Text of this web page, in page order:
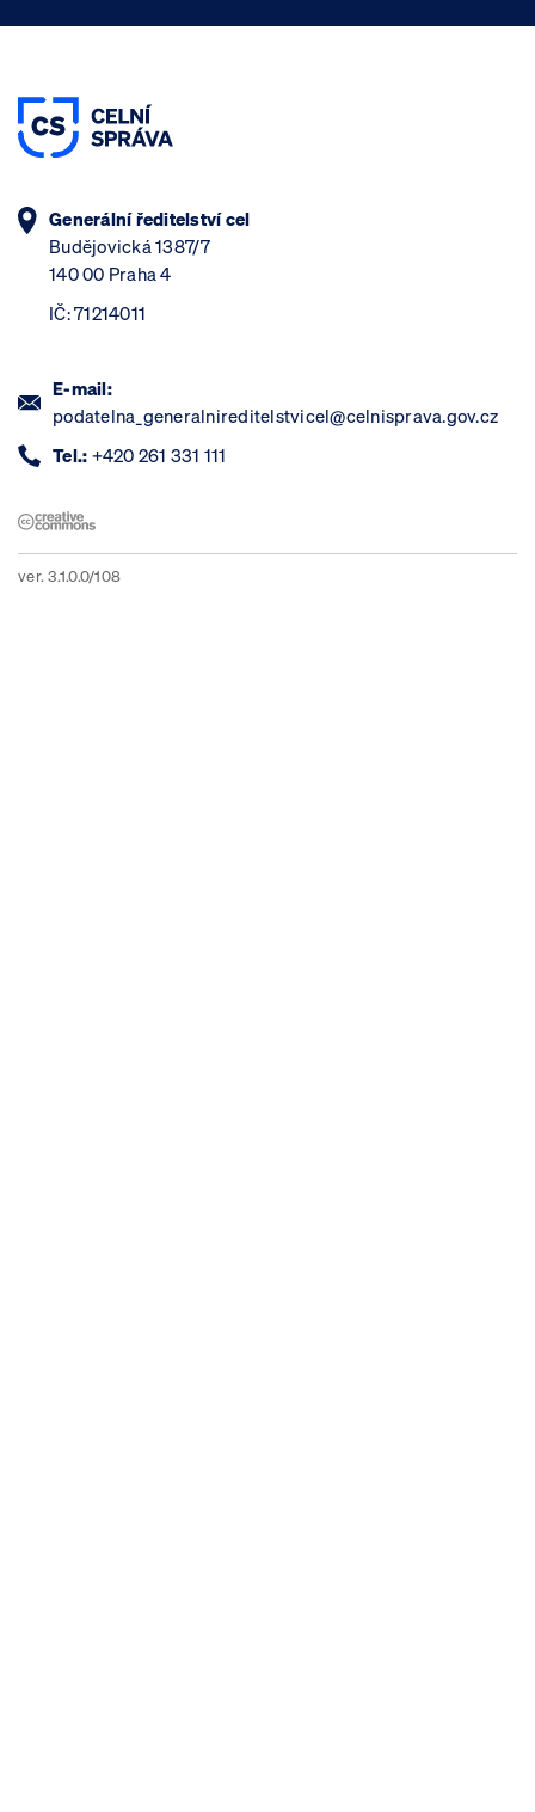
Generální ředitelství cel
Budějovická 1387/7
140 00 Praha 4
IČ: 71214011
E-mail:
podatelna_generalnireditelstvicel@celnisprava.gov.cz
Tel.: +420 261 331 111
ver. 3.1.0.0/108